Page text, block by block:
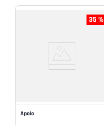
35 %
Apolo